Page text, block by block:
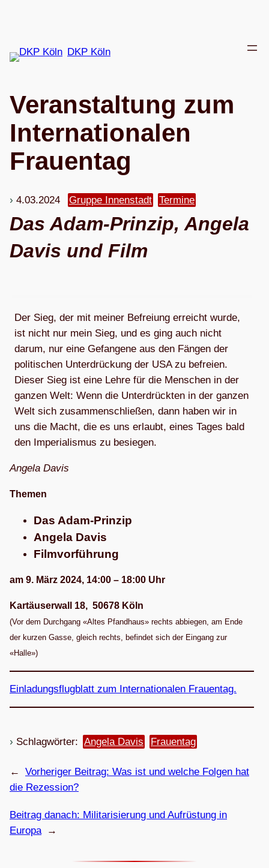
springen
DKP Köln
Ver­an­stal­tung zum
Inter­na­tio­na­len
Frauentag
4.03.2024 Gruppe Innenstadt Termine
Das Adam-Prin­zip, Angela
Davis und Film
Der Sieg, der mit mei­ner Befrei­ung erreicht wurde,
ist nicht nur mein Sieg, und es ging auch nicht
darum, nur eine Gefan­gene aus den Fän­gen der
poli­ti­schen Unter­drü­ckung der USA zu befreien.
Die­ser Sieg ist eine Lehre für die Men­schen in der
gan­zen Welt: Wenn die Unter­drück­ten in der gan­zen
Welt sich zusam­men­schlie­ßen, dann haben wir in
uns die Macht, die es uns erlaubt, eines Tages bald
den Impe­ria­lis­mus zu besiegen.
Angela Davis
The­men
Das Adam-Prin­zip
Angela Davis
Film­vor­füh­rung
am 9. März 2024, 14:00 – 18:00 Uhr
Kar­täu­ser­wall 18, 50678 Köln
(Vor dem Durch­gang «Altes Pfand­haus» rechts abbie­gen, am Ende
der kur­zen Gasse, gleich rechts, befin­det sich der Ein­gang zur
«Halle»)
Ein­la­dungs­flug­blatt zum Inter­na­tio­na­len Frauentag.
Schlagwörter: Angela Davis Frauentag
← Vorheriger Beitrag: Was ist und wel­che Fol­gen hat
die Rezession?
Beitrag danach: Mili­ta­ri­sie­rung und Auf­rüs­tung in
Europa
→